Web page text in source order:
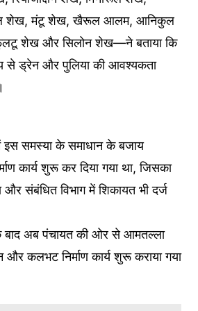
शेख, मंटू शेख, खैरूल आलम, आनिकुल
शेख और सिलोन शेख—ने बताया कि
से ड्रेन और पुलिया की आवश्यकता
में इस समस्या के समाधान के बजाय
कार्य शुरू कर दिया गया था, जिसका
और संबंधित विभाग में शिकायत भी दर्ज
बाद अब पंचायत की ओर से आमतल्ला
कलभट निर्माण कार्य शुरू कराया गया